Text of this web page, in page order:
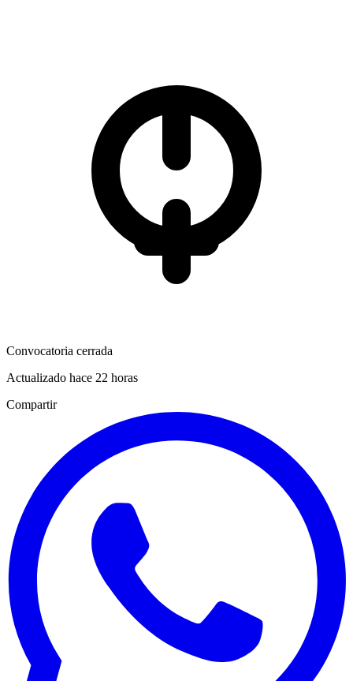
Convocatoria cerrada
Actualizado hace 22 horas
Compartir